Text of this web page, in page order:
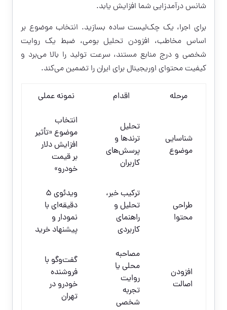
شانس درآمدزایی شما افزایش یابد.
برای اجرا، یک چک‌لیست ساده بسازید. انتخاب موضوع بر
اساس مخاطب، افزودن تحلیل بومی، ضبط یک روایت
شخصی و درج منابع مستند، سرعت تولید را بالا می‌برد و
کیفیت محتوای اوریجینال برای ایران را تضمین می‌کند.
مرحله اقدام نمونه عملی
شناسایی
موضوع
تحلیل
ترندها و
پرسش‌های
کاربران
انتخاب
موضوع «تأثیر
افزایش دلار
بر قیمت
خودرو»
طراحی
محتوا
ترکیب خبر،
تحلیل و
راهنمای
کاربردی
ویدئوی 5
دقیقه‌ای با
نمودار و
پیشنهاد خرید
افزودن
اصالت
مصاحبه
محلی یا
روایت
تجربه
شخصی
گفت‌وگو با
فروشنده
خودرو در
تهران